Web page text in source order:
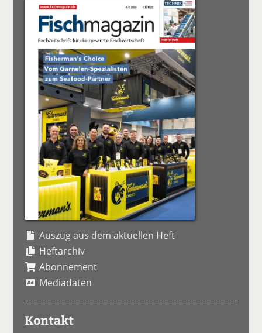
Auszug aus dem aktuellen Heft
Heftarchiv
Abonnement
Mediadaten
Kontakt